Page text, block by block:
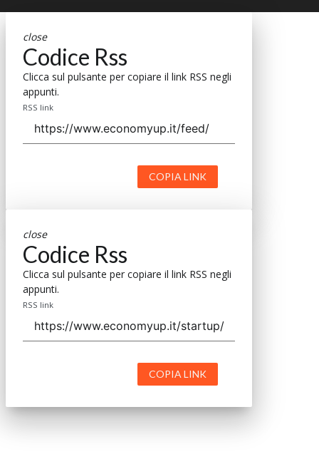
close
Codice Rss
Clicca sul pulsante per copiare il link RSS negli
appunti.
RSS link
COPIA LINK
close
Codice Rss
Clicca sul pulsante per copiare il link RSS negli
appunti.
RSS link
COPIA LINK